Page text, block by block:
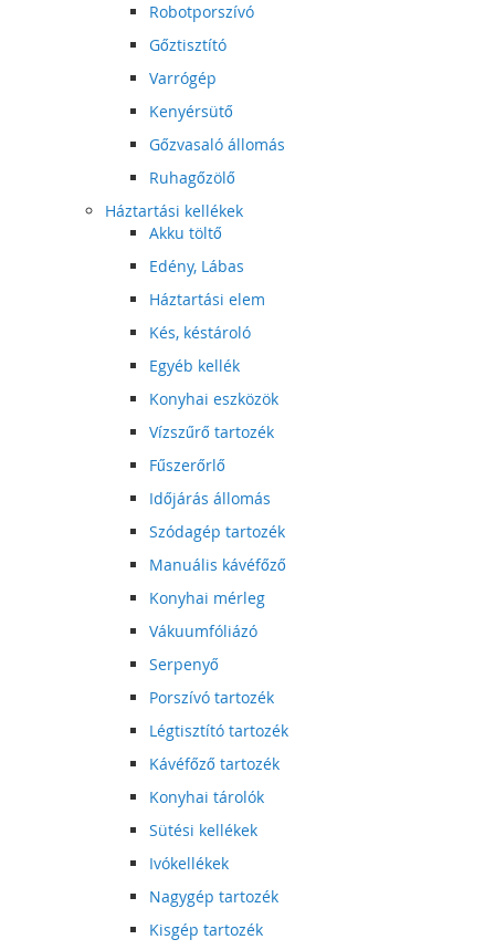
Robotporszívó
Gőztisztító
Varrógép
Kenyérsütő
Gőzvasaló állomás
Ruhagőzölő
Háztartási kellékek
Akku töltő
Edény, Lábas
Háztartási elem
Kés, késtároló
Egyéb kellék
Konyhai eszközök
Vízszűrő tartozék
Fűszerőrlő
Időjárás állomás
Szódagép tartozék
Manuális kávéfőző
Konyhai mérleg
Vákuumfóliázó
Serpenyő
Porszívó tartozék
Légtisztító tartozék
Kávéfőző tartozék
Konyhai tárolók
Sütési kellékek
Ivókellékek
Nagygép tartozék
Kisgép tartozék